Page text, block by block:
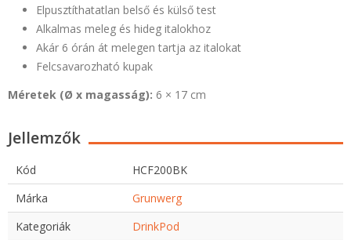
Elpusztíthatatlan belső és külső test
Alkalmas meleg és hideg italokhoz
Akár 6 órán át melegen tartja az italokat
Felcsavarozható kupak
Méretek (Ø x magasság): 6 × 17 cm
Jellemzők
Kód
HCF200BK
Márka
Grunwerg
Kategoriák
DrinkPod